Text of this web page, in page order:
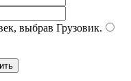
выбрав Грузовик.